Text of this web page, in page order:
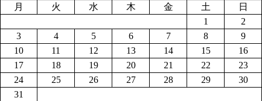
月
火 水 木 金 土
日
1
2
3
4 5 6 7 8
9
10
11 12 13 14 15
16
17
18 19 20 21 22
23
24
25 26 27 28 29
30
31